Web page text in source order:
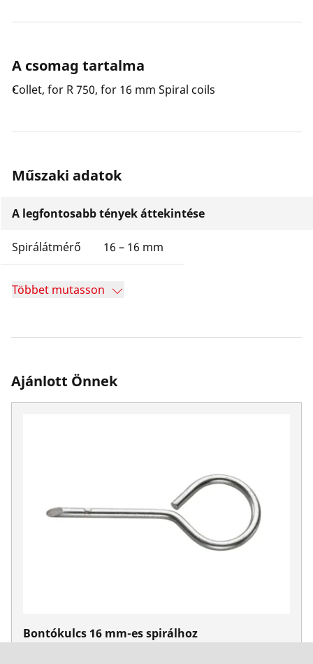
A csomag tartalma
Collet, for R 750, for 16 mm Spiral coils
Műszaki adatok
A legfontosabb tények áttekintése
Spirálátmérő 16 – 16 mm
Többet mutasson
Ajánlott Önnek
Bontókulcs 16 mm-es spirálhoz